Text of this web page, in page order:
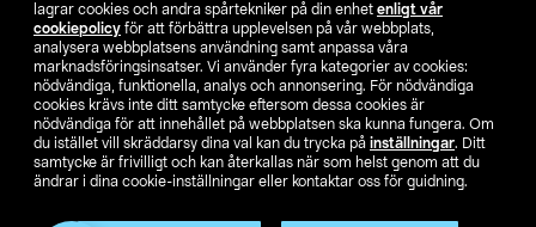
lagrar cookies och andra spårtekniker på din enhet enligt vår
cookiepolicy för att förbättra upplevelsen på vår webbplats,
analysera webbplatsens användning samt anpassa våra
marknadsföringsinsatser. Vi använder fyra kategorier av cookies:
nödvändiga, funktionella, analys och annonsering. För nödvändiga
cookies krävs inte ditt samtycke eftersom dessa cookies är
nödvändiga för att innehållet på webbplatsen ska kunna fungera. Om
du istället vill skräddarsy dina val kan du trycka på inställningar. Ditt
samtycke är frivilligt och kan återkallas när som helst genom att du
ändrar i dina cookie-inställningar eller kontaktar oss för guidning.
SE NO FI